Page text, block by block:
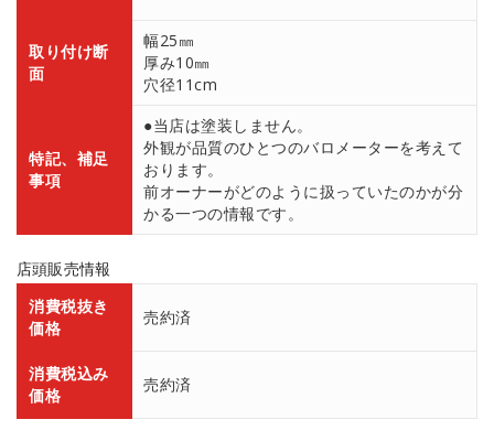
取り付け断
面
幅25㎜
厚み10㎜
穴径11cm
特記、補足
事項
●当店は塗装しません。
外観が品質のひとつのバロメーターを考えて
おります。
前オーナーがどのように扱っていたのかが分
かる一つの情報です。
店頭販売情報
消費税抜き
価格
売約済
消費税込み
価格
売約済